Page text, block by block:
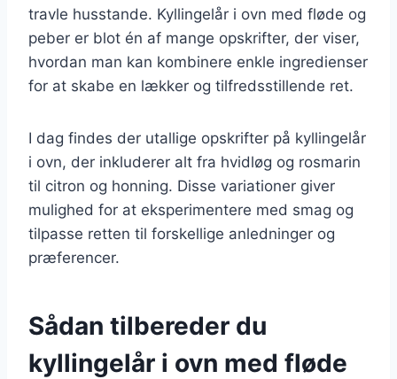
travle husstande. Kyllingelår i ovn med fløde og
peber er blot én af mange opskrifter, der viser,
hvordan man kan kombinere enkle ingredienser
for at skabe en lækker og tilfredsstillende ret.
I dag findes der utallige opskrifter på kyllingelår
i ovn, der inkluderer alt fra hvidløg og rosmarin
til citron og honning. Disse variationer giver
mulighed for at eksperimentere med smag og
tilpasse retten til forskellige anledninger og
præferencer.
Sådan tilbereder du
kyllingelår i ovn med fløde